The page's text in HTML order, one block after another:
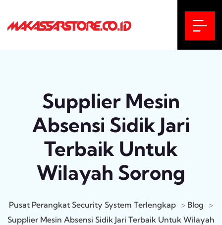
Supplier Mesin
Absensi Sidik Jari
Terbaik Untuk
Wilayah Sorong
Pusat Perangkat Security System Terlengkap > Blog >
Supplier Mesin Absensi Sidik Jari Terbaik Untuk Wilayah